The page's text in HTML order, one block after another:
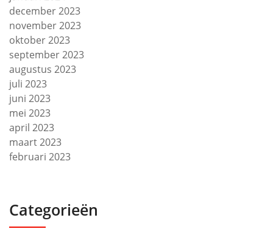
december 2023
november 2023
oktober 2023
september 2023
augustus 2023
juli 2023
juni 2023
mei 2023
april 2023
maart 2023
februari 2023
Categorieën